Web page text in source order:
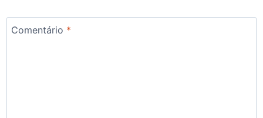
Comentário *